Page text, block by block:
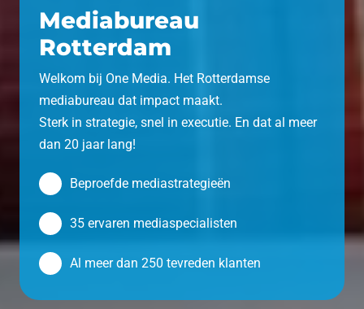
Mediabureau
Rotterdam
Welkom bij One Media. Het Rotterdamse
mediabureau dat impact maakt.
Sterk in strategie, snel in executie. En dat al meer
dan 20 jaar lang!
Beproefde mediastrategieën
35 ervaren mediaspecialisten
Al meer dan 250 tevreden klanten